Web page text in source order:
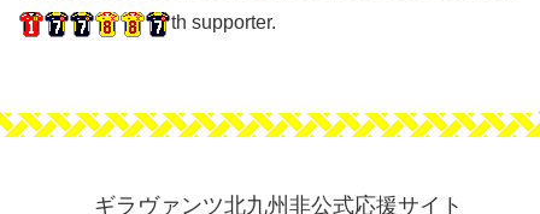
th supporter.
ギラヴァンツ北九州非公式応援サイト